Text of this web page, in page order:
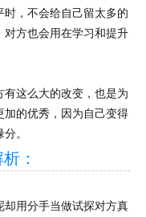
，不会给自己留太多的
对方也会用在学习和提升
这么大的改变，也是为
加的优秀，因为自己变得
。
：
用分手当做试探对方真